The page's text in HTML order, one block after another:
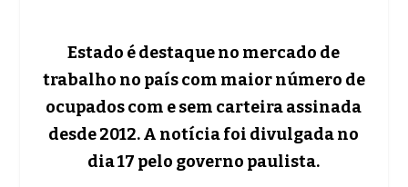
Estado é destaque no mercado de
trabalho no país com maior número de
ocupados com e sem carteira assinada
desde 2012. A notícia foi divulgada no
dia 17 pelo governo paulista.